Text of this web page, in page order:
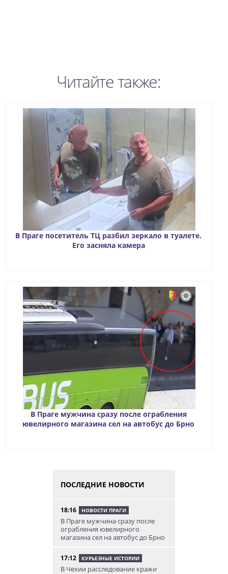
Читайте также:
В Праге посетитель ТЦ разбил зеркало в туалете.
Его засняла камера
В Праге мужчина сразу после ограбления
ювелирного магазина сел на автобус до Брно
ПОСЛЕДНИЕ НОВОСТИ
18:16 НОВОСТИ ПРАГИ
В Праге мужчина сразу после
ограбления ювелирного
магазина сел на автобус до Брно
17:12 КУРЬЕЗНЫЕ ИСТОРИИ
В Чехии расследование кражи